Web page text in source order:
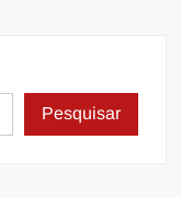
Pesquisar